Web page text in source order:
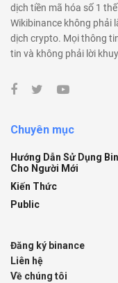
dịch tiền mã hóa số 1
Wikibinance không phải
dịch crypto. Mọi thông
tin và không phải lời
Chuyên mục
Hướng Dẫn Sử Dụng
Cho Người Mới
Kiến Thức
Public
Đăng ký binance
Liên hệ
Về chúng tôi